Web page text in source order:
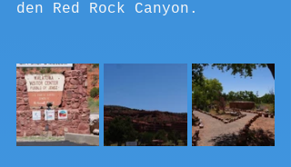
den Red Rock Canyon.